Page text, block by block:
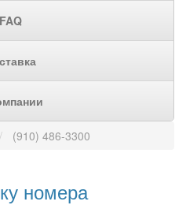
FAQ
(910) 486-3300
номера